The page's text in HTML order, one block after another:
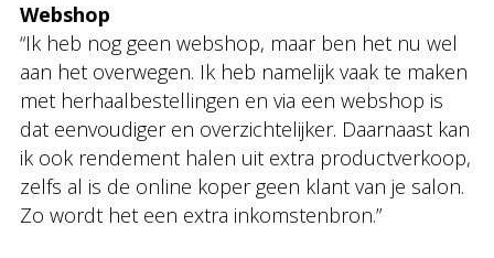
Webshop
“Ik heb nog geen webshop, maar ben het nu wel
aan het overwegen. Ik heb namelijk vaak te maken
met herhaalbestellingen en via een webshop is
dat eenvoudiger en overzichtelijker. Daarnaast kan
ik ook rendement halen uit extra productverkoop,
zelfs al is de online koper geen klant van je salon.
Zo wordt het een extra inkomstenbron.”